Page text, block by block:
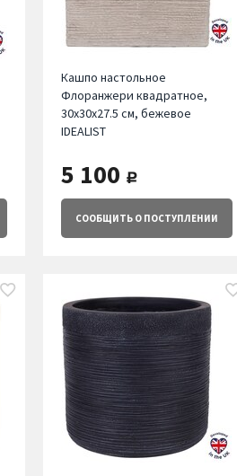
Кашпо настольное
Флоранжери квадратное,
30х30х27.5 см, бежевое
IDEALIST
5 100 руб.
СООБЩИТЬО ПОСТУПЛЕНИИ